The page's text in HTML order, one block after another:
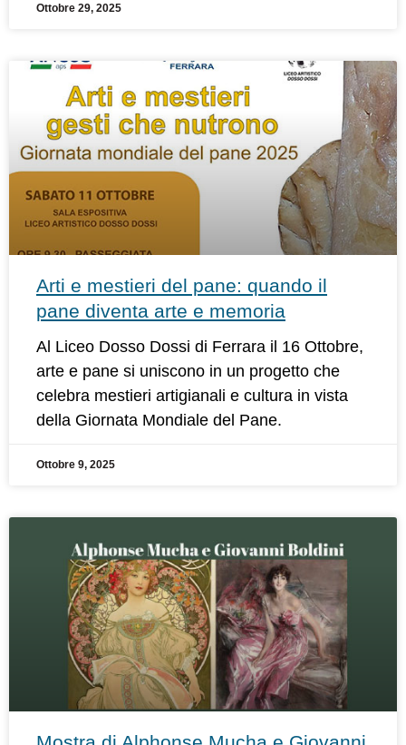
Ottobre 29, 2025
Arti e mestieri del pane: quando il
pane diventa arte e memoria
Al Liceo Dosso Dossi di Ferrara il 16 Ottobre,
arte e pane si uniscono in un progetto che
celebra mestieri artigianali e cultura in vista
della Giornata Mondiale del Pane.
Ottobre 9, 2025